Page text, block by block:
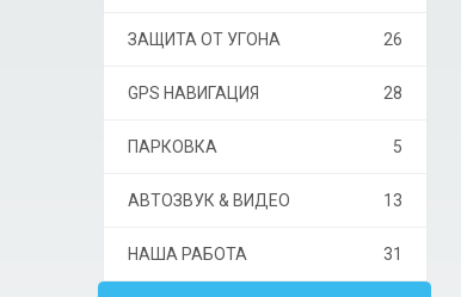
ЗАЩИТА ОТ УГОНА 26
GPS НАВИГАЦИЯ 28
ПАРКОВКА 5
АВТОЗВУК & ВИДЕО 13
НАША РАБОТА 31